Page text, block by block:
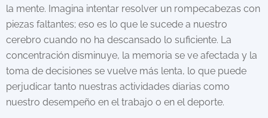
la mente. Imagina intentar resolver un rompecabezas con
piezas faltantes; eso es lo que le sucede a nuestro
cerebro cuando no ha descansado lo suficiente. La
concentración disminuye, la memoria se ve afectada y la
toma de decisiones se vuelve más lenta, lo que puede
perjudicar tanto nuestras actividades diarias como
nuestro desempeño en el trabajo o en el deporte.